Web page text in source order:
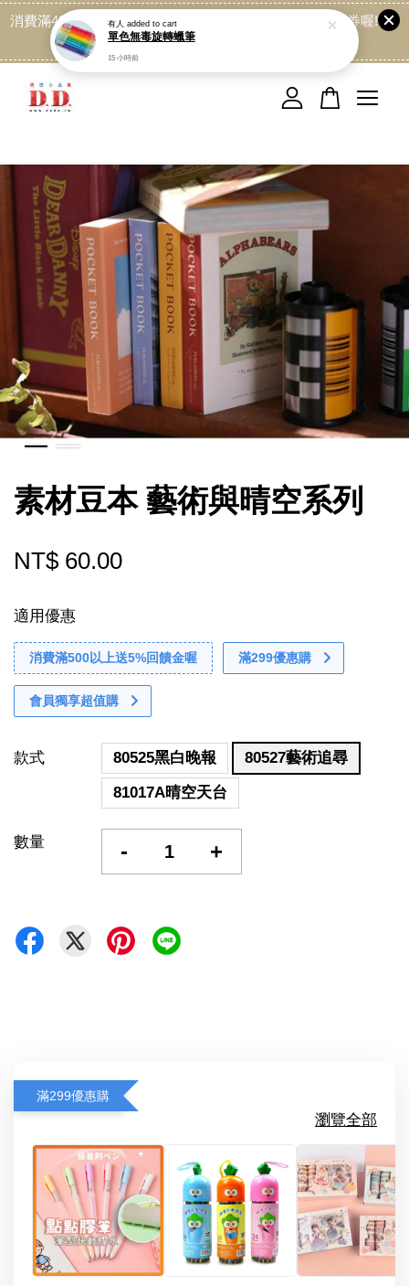
消費滿499免運喔, 記得加LINE:@dede168 領取專屬折扣券喔!
點我
素材豆本 藝術與晴空系列
NT$ 60.00
適用優惠
消費滿500以上送5%回饋金喔 滿299優惠購
會員獨享超值購
款式 80525黑白晚報
80527藝術追尋
81017A晴空天台
數量 - +
滿299優惠購
瀏覽全部
您的購物車目前還是空的。